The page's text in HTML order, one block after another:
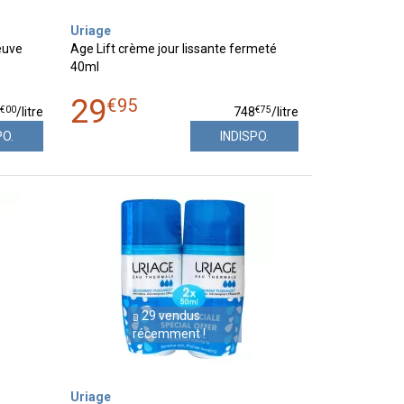
€00/litre
Uriage
Age Lift crème jour lissante fermeté
40ml
29€95 748€75/litre
INDISPO.
29 vendus
récemment !
Uriage